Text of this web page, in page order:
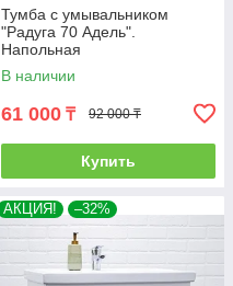
Тумба с умывальником
"Радуга 70 Адель".
Напольная
В наличии
61 000 ₸ 92 000 ₸
Купить
АКЦИЯ! –32%